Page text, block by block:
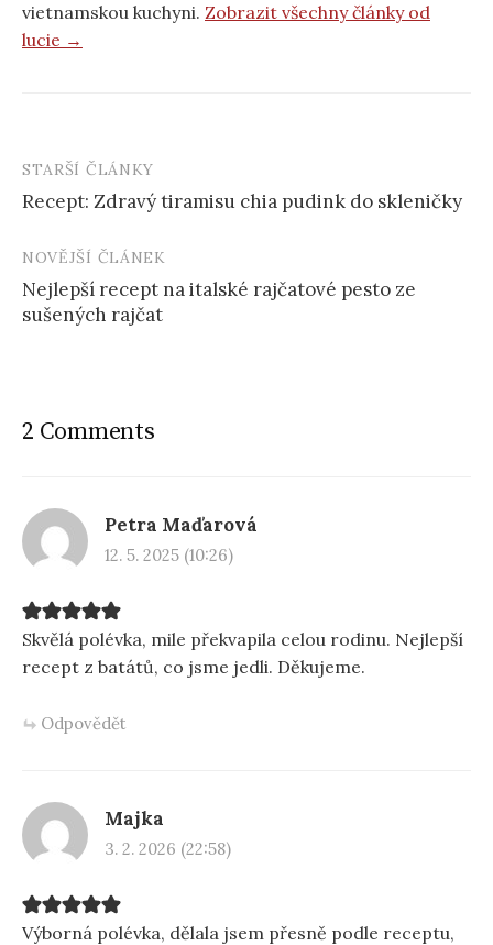
vietnamskou kuchyni. Zobrazit všechny články od
lucie →
Post
navigation
STARŠÍ ČLÁNKY
Recept: Zdravý tiramisu chia pudink do skleničky
NOVĚJŠÍ ČLÁNEK
Nejlepší recept na italské rajčatové pesto ze
sušených rajčat
2 Comments
Petra Maďarová
12. 5. 2025 (10:26)
Skvělá polévka, mile překvapila celou rodinu. Nejlepší
recept z batátů, co jsme jedli. Děkujeme.
Odpovědět
Majka
3. 2. 2026 (22:58)
Výborná polévka, dělala jsem přesně podle receptu,